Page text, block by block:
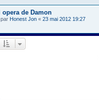
opera de Damon
Honest Jon « 23 mai 2012 19:27